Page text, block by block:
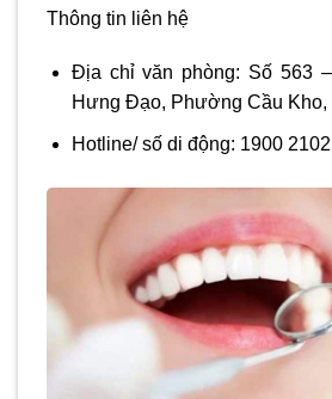
Thông tin liên hệ
Địa chỉ văn phòng: Số 563
Hưng Đạo, Phường Cầu Kho,
Hotline/ số di động: 1900